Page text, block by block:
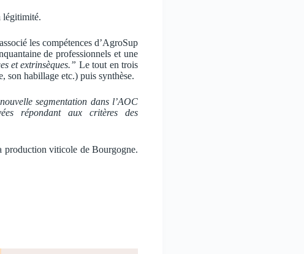
légitimité.
les compétences d’AgroSup
de professionnels et une
et extrinsèques.” Le tout en trois
son habillage etc.) puis synthèse.
segmentation dans l’AOC
répondant aux critères des
production viticole de Bourgogne.